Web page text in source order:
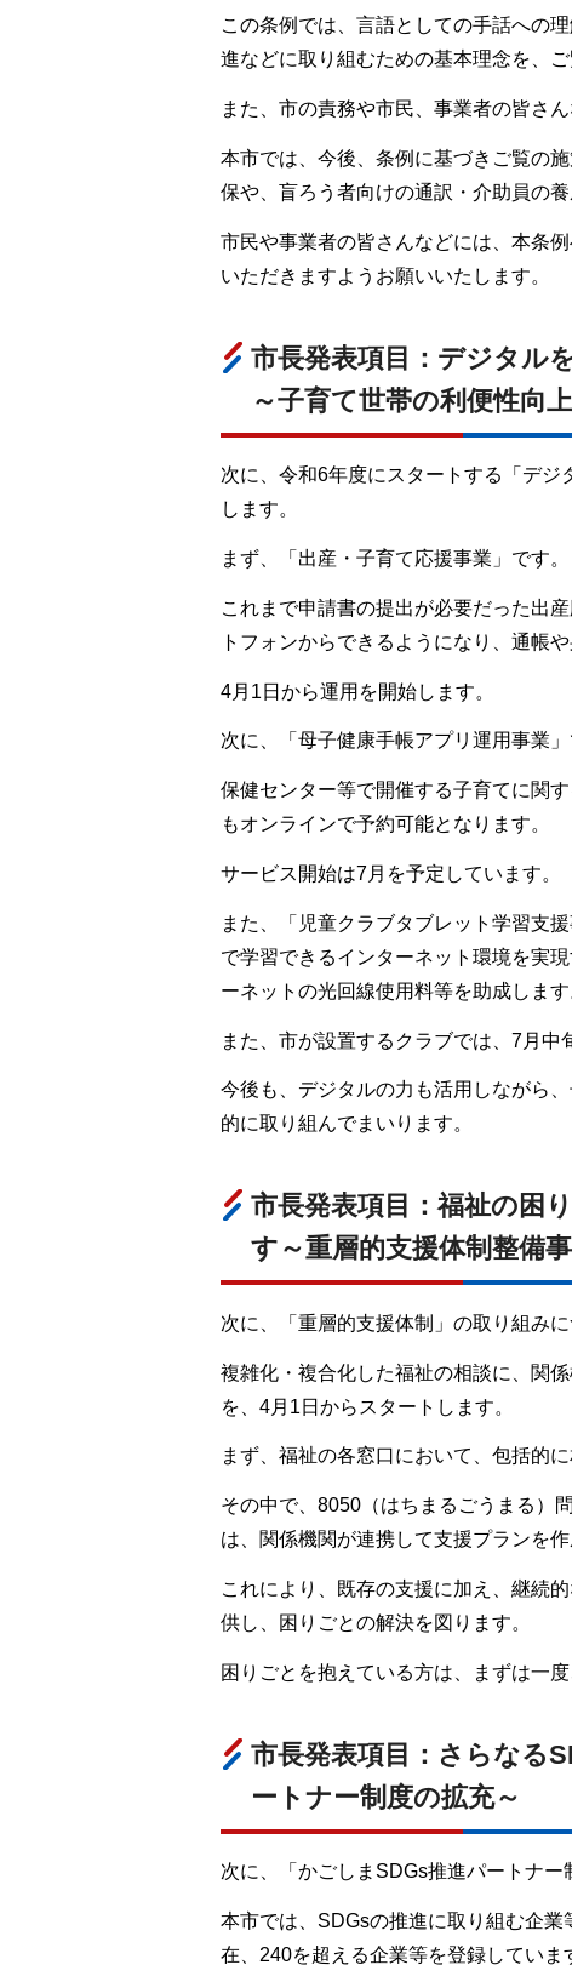
この条例では、言語としての手話への
進などに取り組むための基本理念を、ご
また、市の責務や市民、事業者の皆さ
本市では、今後、条例に基づきご覧の
保や、盲ろう者向けの通訳・介助員の
市民や事業者の皆さんなどには、本条
いただきますようお願いいたします。
市長発表項目：デジタル
～子育て世帯の利便性向
次に、令和6年度にスタートする「デ
します。
まず、「出産・子育て応援事業」です。
これまで申請書の提出が必要だった出
トフォンからできるようになり、通帳
4月1日から運用を開始します。
次に、「母子健康手帳アプリ運用事業」
保健センター等で開催する子育てに関
もオンラインで予約可能となります。
サービス開始は7月を予定しています。
また、「児童クラブタブレット学習支
で学習できるインターネット環境を実
ーネットの光回線使用料等を助成します
また、市が設置するクラブでは、7月中
今後も、デジタルの力も活用しながら
的に取り組んでまいります。
市長発表項目：福祉の困
す～重層的支援体制整備
次に、「重層的支援体制」の取り組み
複雑化・複合化した福祉の相談に、関
を、4月1日からスタートします。
まず、福祉の各窓口において、包括的に
その中で、8050（はちまるごうまる）
は、関係機関が連携して支援プランを作
これにより、既存の支援に加え、継続
供し、困りごとの解決を図ります。
困りごとを抱えている方は、まずは一
市長発表項目：さらなる
ートナー制度の拡充～
次に、「かごしまSDGs推進パートナー
本市では、SDGsの推進に取り組む企
在、240を超える企業等を登録していま